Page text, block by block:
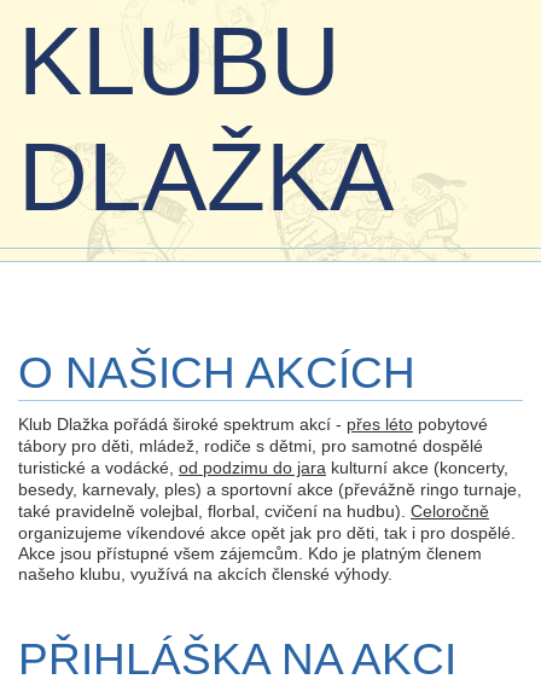
KLUBU
DLAŽKA
O NAŠICH AKCÍCH
Klub Dlažka pořádá široké spektrum akcí - přes léto pobytové
tábory pro děti, mládež, rodiče s dětmi, pro samotné dospělé
turistické a vodácké, od podzimu do jara kulturní akce (koncerty,
besedy, karnevaly, ples) a sportovní akce (převážně ringo turnaje,
také pravidelně volejbal, florbal, cvičení na hudbu). Celoročně
organizujeme víkendové akce opět jak pro děti, tak i pro dospělé.
Akce jsou přístupné všem zájemcům. Kdo je platným členem
našeho klubu, využívá na akcích členské výhody.
PŘIHLÁŠKA NA AKCI